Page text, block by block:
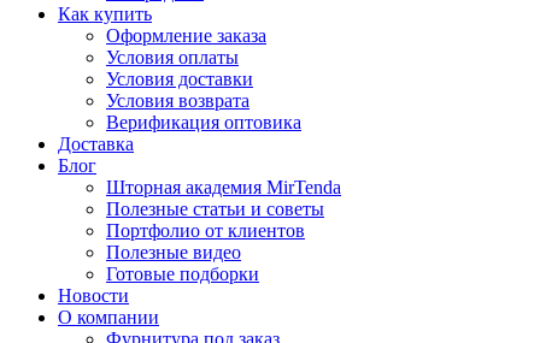
Как купить
Оформление заказа
Условия оплаты
Условия доставки
Условия возврата
Верификация оптовика
Доставка
Блог
Шторная академия MirTenda
Полезные статьи и советы
Портфолио от клиентов
Полезные видео
Готовые подборки
Новости
О компании
Фурнитура под заказ